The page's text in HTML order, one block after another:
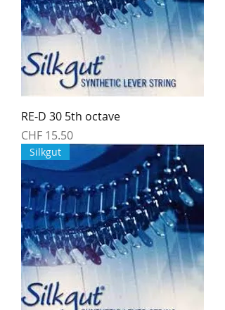
RE-D 30 5th octave
Preis
CHF 15.50
Silkgut